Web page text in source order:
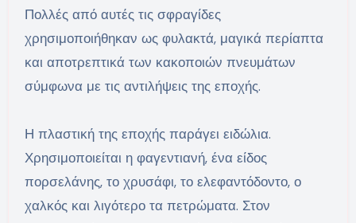
Πολλές από αυτές τις σφραγίδες
χρησιμοποιήθηκαν ως φυλακτά, μαγικά περίαπτα
και αποτρεπτικά των κακοποιών πνευμάτων
σύμφωνα με τις αντιλήψεις της εποχής.
Η πλαστική της εποχής παράγει ειδώλια.
Χρησιμοποιείται η φαγεντιανή, ένα είδος
πορσελάνης, το χρυσάφι, το ελεφαντόδοντο, ο
χαλκός και λιγότερο τα πετρώματα. Στον